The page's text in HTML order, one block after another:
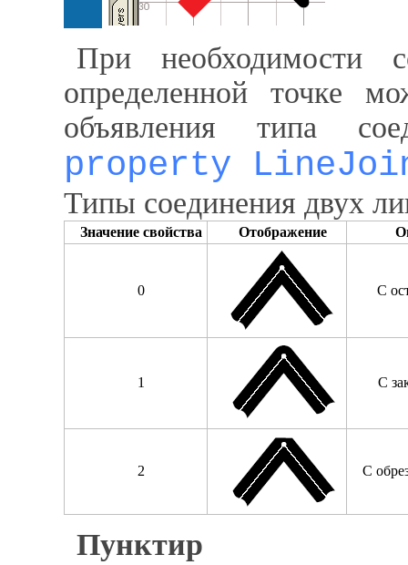
При необходимости
определенной точке
объявления типа
property
Типы соединения двух
Значение свойства Отображение
0 С
1 С
2 С
Пунктир